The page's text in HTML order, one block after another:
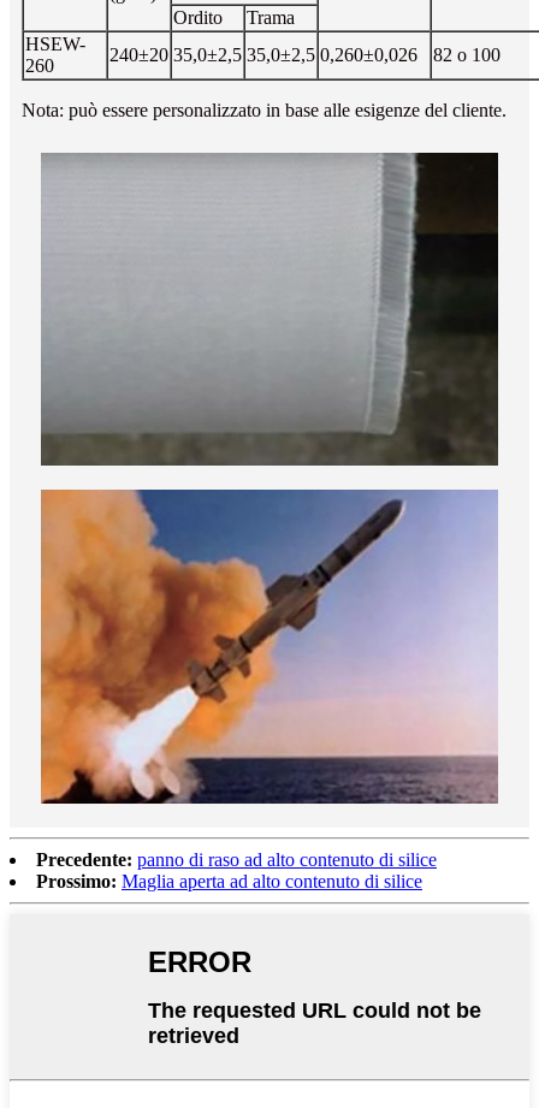
Ordito
Trama
HSEW-
260
240±20 35,0±2,5 35,0±2,5 0,260±0,026 82 o 100
Nota: può essere personalizzato in base alle esigenze del cliente.
Precedente: panno di raso ad alto contenuto di silice
Prossimo: Maglia aperta ad alto contenuto di silice